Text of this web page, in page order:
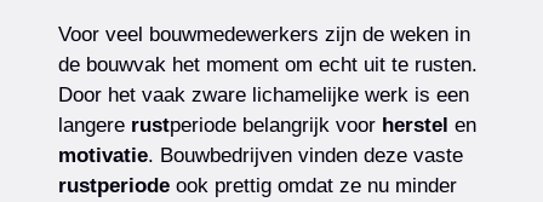
Voor veel bouwmedewerkers zijn de weken in
de bouwvak het moment om echt uit te rusten.
Door het vaak zware lichamelijke werk is een
langere rustperiode belangrijk voor herstel en
motivatie. Bouwbedrijven vinden deze vaste
rustperiodeook prettig omdat ze nu minder